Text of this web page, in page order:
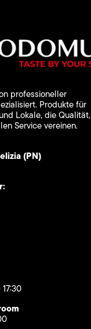
professioneller
Produkte für
Lokale, die Qualität,
Service vereinen.
(PN)